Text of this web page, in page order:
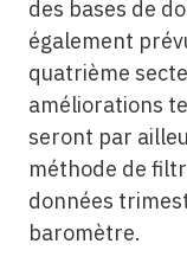
des bases de
également
quatrième
améliorations
seront par
méthode de
données
baromètre.